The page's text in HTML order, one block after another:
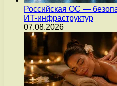
Российская ОС —
ИТ-инфраструктур
07.08.2026